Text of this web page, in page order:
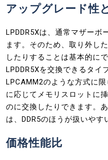
アップグレード性
LPDDR5Xは、通常マザーボ
ます。そのため、取り外し
したりすることは基本的に
LPDDR5Xを交換できるタイ
LPCAMM2のような方式に
に応じてメモリスロットに
のに交換したりできます。
は、DDR5のほうが扱いやす
価格性能比